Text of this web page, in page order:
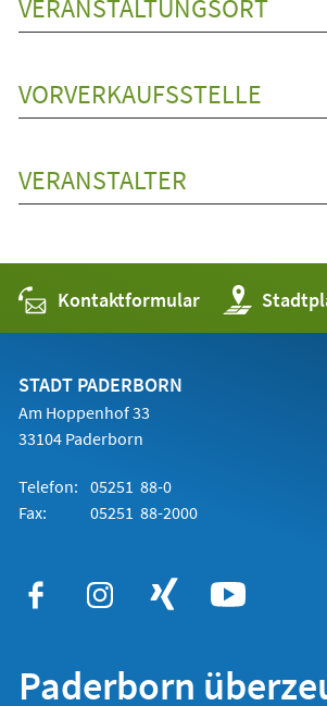
VERANSTALTUNGSORT
VORVERKAUFSSTELLE
VERANSTALTER
Kontaktformular (Öffnet
in
einem
STADT PADERBORN
Am Hoppenhof 33
33104 Paderborn
Telefon: 05251 88-0
Fax:
05251 88-2000
Paderborn